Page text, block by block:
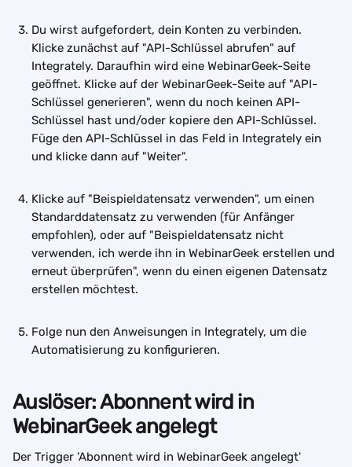
Du wirst aufgefordert, dein Konten zu verbinden.
Klicke zunächst auf "API-Schlüssel abrufen" auf
Integrately. Daraufhin wird eine WebinarGeek-Seite
geöffnet. Klicke auf der WebinarGeek-Seite auf "API-
Schlüssel generieren", wenn du noch keinen API-
Schlüssel hast und/oder kopiere den API-Schlüssel.
Füge den API-Schlüssel in das Feld in Integrately ein
und klicke dann auf "Weiter".
Klicke auf "Beispieldatensatz verwenden", um einen
Standarddatensatz zu verwenden (für Anfänger
empfohlen), oder auf "Beispieldatensatz nicht
verwenden, ich werde ihn in WebinarGeek erstellen und
erneut überprüfen", wenn du einen eigenen Datensatz
erstellen möchtest.
Folge nun den Anweisungen in Integrately, um die
Automatisierung zu konfigurieren.
Auslöser: Abonnent wird in
WebinarGeek angelegt
Der Trigger 'Abonnent wird in WebinarGeek angelegt'